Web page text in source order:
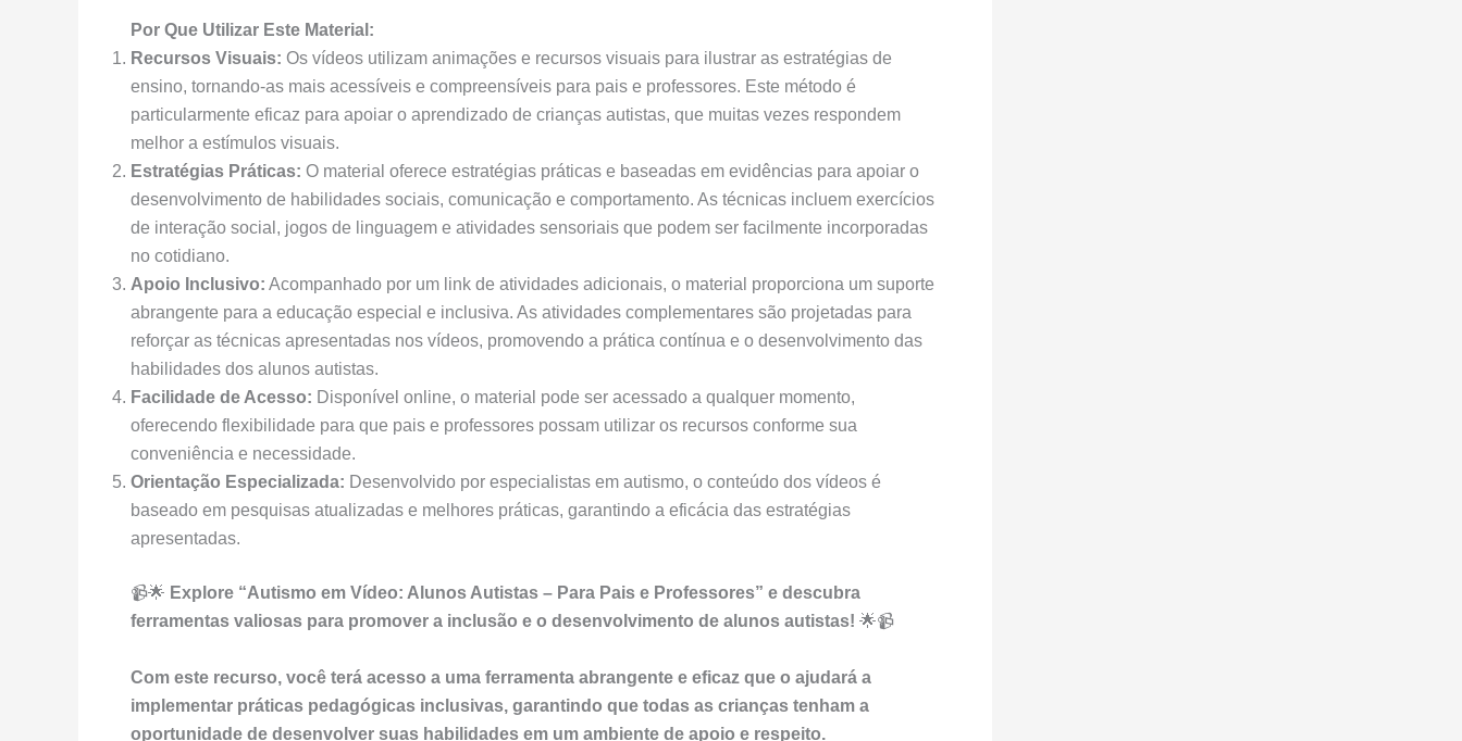
Por Que Utilizar Este Material:
Recursos Visuais: Os vídeos utilizam animações e recursos visuais para ilustrar as estratégias de
ensino, tornando-as mais acessíveis e compreensíveis para pais e professores. Este método é
particularmente eficaz para apoiar o aprendizado de crianças autistas, que muitas vezes respondem
melhor a estímulos visuais.
Estratégias Práticas: O material oferece estratégias práticas e baseadas em evidências para apoiar o
desenvolvimento de habilidades sociais, comunicação e comportamento. As técnicas incluem exercícios
de interação social, jogos de linguagem e atividades sensoriais que podem ser facilmente incorporadas
no cotidiano.
Apoio Inclusivo: Acompanhado por um link de atividades adicionais, o material proporciona um suporte
abrangente para a educação especial e inclusiva. As atividades complementares são projetadas para
reforçar as técnicas apresentadas nos vídeos, promovendo a prática contínua e o desenvolvimento das
habilidades dos alunos autistas.
Facilidade de Acesso: Disponível online, o material pode ser acessado a qualquer momento,
oferecendo flexibilidade para que pais e professores possam utilizar os recursos conforme sua
conveniência e necessidade.
Orientação Especializada: Desenvolvido por especialistas em autismo, o conteúdo dos vídeos é
baseado em pesquisas atualizadas e melhores práticas, garantindo a eficácia das estratégias
apresentadas.
📹🌟 Explore “Autismo em Vídeo: Alunos Autistas – Para Pais e Professores” e descubra
ferramentas valiosas para promover a inclusão e o desenvolvimento de alunos autistas! 🌟📹
Com este recurso, você terá acesso a uma ferramenta abrangente e eficaz que o ajudará a
implementar práticas pedagógicas inclusivas, garantindo que todas as crianças tenham a
oportunidade de desenvolver suas habilidades em um ambiente de apoio e respeito.